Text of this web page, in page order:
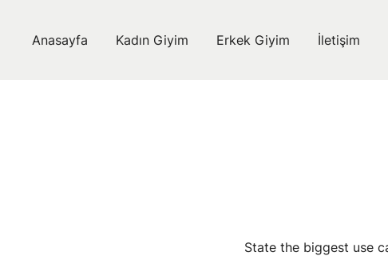
Anasayfa Kadın Giyim Erkek Giyim İletişim
State the biggest use